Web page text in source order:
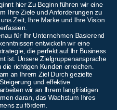
hier Zu Beginn führen wir eine
Ihre Ziele und Anforderungen zu
Zeit, Ihre Marke und Ihre Vision
für Ihr Unternehmen Basierend
entwickeln wir eine
die perfekt auf Ihr Business
ist. Unsere Zielgruppenansprache
richtigen Kunden erreichen.
an Ihrem Ziel Durch gezielte
und effektive
wir an Ihrem langfristigen
daran, das Wachstum Ihres
zu fördern.